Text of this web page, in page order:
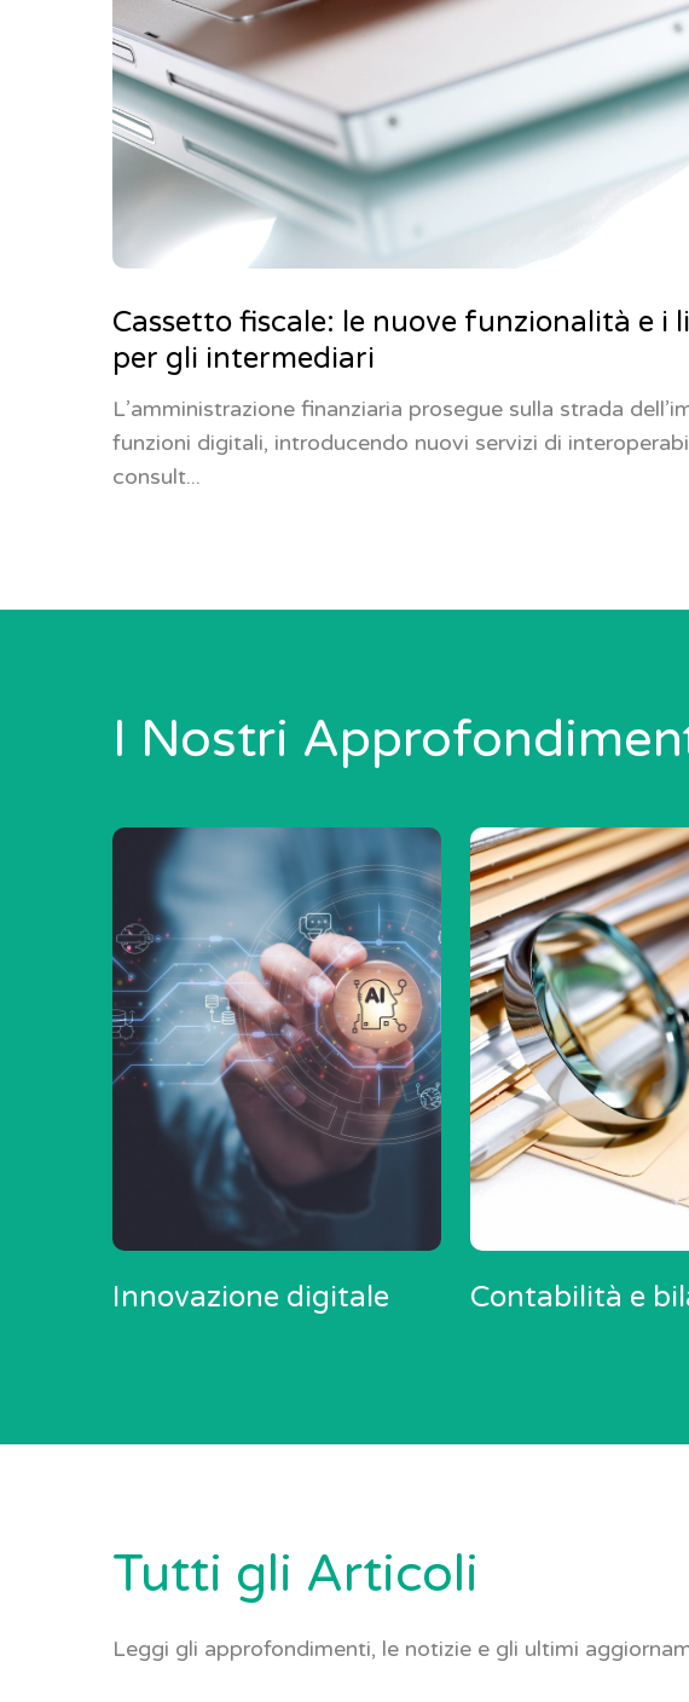
Cassetto fiscale: le nuove funzionalità e i
per gli intermediari
L’amministrazione finanziaria prosegue sulla strada
funzioni digitali, introducendo nuovi servizi di
consult...
I Nostri
Innovazione digitale Contabilità e
Tutti gli Articoli
Leggi gli approfondimenti, le notizie e gli ultimi